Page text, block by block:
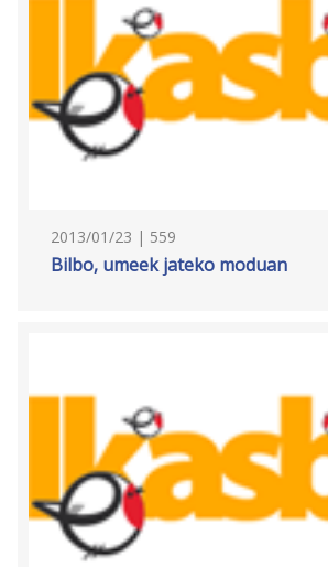
2013/01/23 | 559
Bilbo, umeek jateko moduan